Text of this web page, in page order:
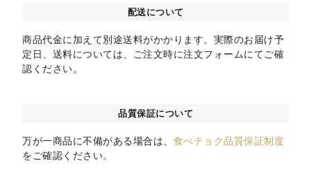
配送について
商品代金に加えて別途送料がかかります。実際のお届け予
定日、送料については、ご注文時に注文フォームにてご確
認ください。
品質保証について
万が一商品に不備がある場合は、 食べチョク品質保証制度
をご確認ください。